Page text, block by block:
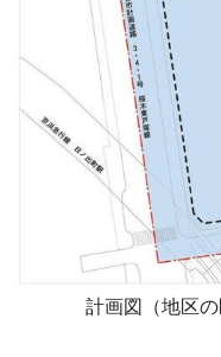
計画図（地区の